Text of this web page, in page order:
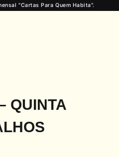
QUINTA
"Cartas Para Quem Habita".